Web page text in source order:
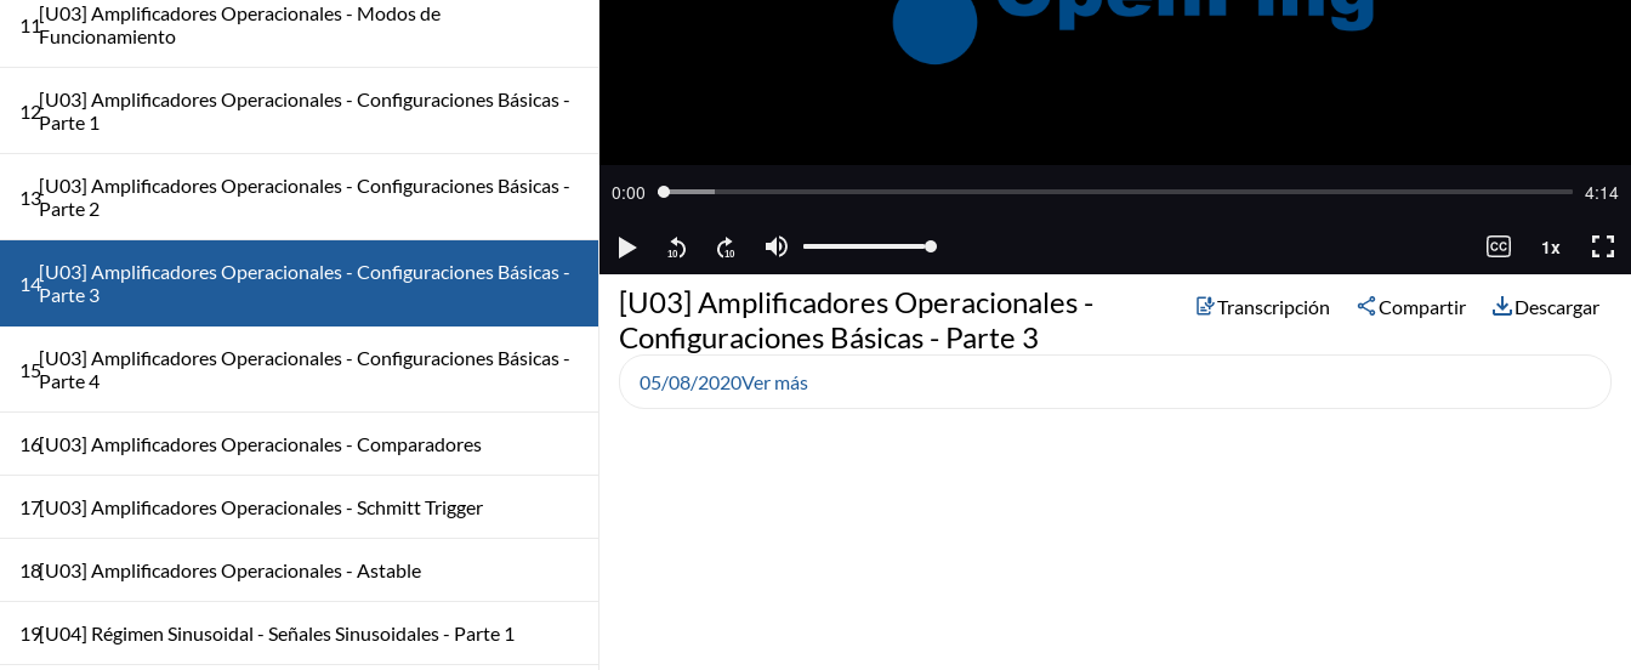
11[U03] Amplificadores Operacionales - Modos de
Funcionamiento
12[U03] Amplificadores Operacionales - Configuraciones Básicas -
Parte 1
13[U03] Amplificadores Operacionales - Configuraciones Básicas -
Parte 2
14[U03] Amplificadores Operacionales - Configuraciones Básicas -
Parte 3
15[U03] Amplificadores Operacionales - Configuraciones Básicas -
Parte 4
16[U03] Amplificadores Operacionales - Comparadores
17[U03] Amplificadores Operacionales - Schmitt Trigger
18[U03] Amplificadores Operacionales - Astable
19[U04] Régimen Sinusoidal - Señales Sinusoidales - Parte 1
[U03] Amplificadores Operacionales -
Configuraciones Básicas - Parte 3
Transcripción Compartir Descargar
05/08/2020Ver más